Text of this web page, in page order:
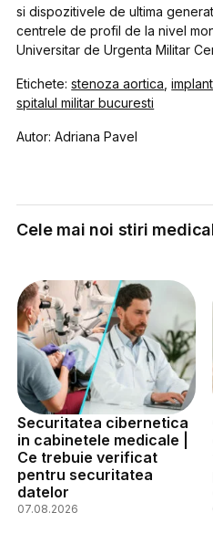
si dispozitivele de ultima
centrele de profil de la nivel
Universitar de Urgenta Militar
Etichete:stenoza aortica ,
spitalul militar bucuresti
Autor: Adriana Pavel
Cele mai noi stiri
Securitatea cibernetica
in cabinetele medicale |
Ce trebuie verificat
pentru securitatea
datelor
07.08.2026